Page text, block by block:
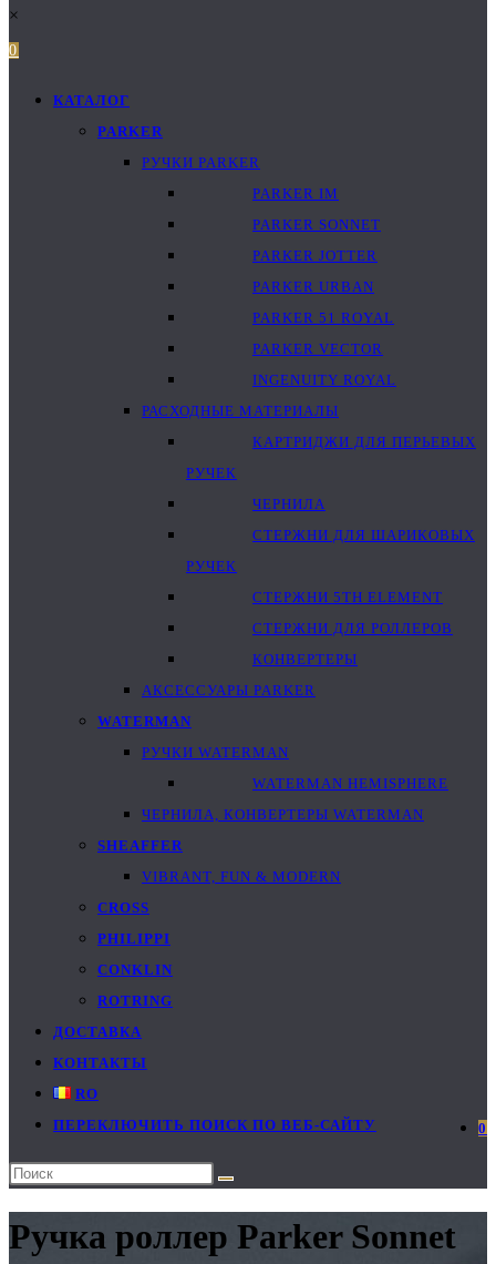
×
0
КАТАЛОГ
PARKER
РУЧКИ PARKER
PARKER IM
PARKER SONNET
PARKER JOTTER
PARKER URBAN
PARKER 51 ROYAL
PARKER VECTOR
INGENUITY ROYAL
РАСХОДНЫЕ МАТЕРИАЛЫ
КАРТРИДЖИ ДЛЯ ПЕРЬЕВЫХ
РУЧЕК
ЧЕРНИЛА
СТЕРЖНИ ДЛЯ ШАРИКОВЫХ
РУЧЕК
СТЕРЖНИ 5TH ELEMENT
СТЕРЖНИ ДЛЯ РОЛЛЕРОВ
КОНВЕРТЕРЫ
АКСЕССУАРЫ PARKER
WATERMAN
РУЧКИ WATERMAN
WATERMAN HEMISPHERE
ЧЕРНИЛА, КОНВЕРТЕРЫ WATERMAN
SHEAFFER
VIBRANT, FUN & MODERN
CROSS
PHILIPPI
CONKLIN
ROTRING
ДОСТАВКА
КОНТАКТЫ
RO
0
ПЕРЕКЛЮЧИТЬ ПОИСК ПО ВЕБ-САЙТУ
Ручка роллер Parker Sonnet